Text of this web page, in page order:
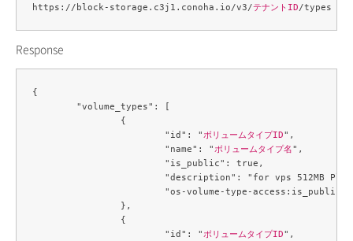
https://block-storage.c3j1.conoha.io/v3/テナントID
Response
{
			"id": "
ボリュームタイプID",
			"name": "
ボリュームタイプ名",
			"id": "
ボリュームタイプID",